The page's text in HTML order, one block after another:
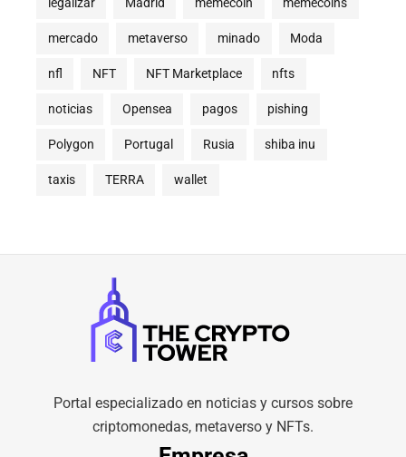
legalizar Madrid memecoin memecoins
mercado metaverso minado Moda
nfl NFT NFT Marketplace nfts
noticias Opensea pagos pishing
Polygon Portugal Rusia shiba inu
taxis TERRA wallet
Portal especializado en noticias y cursos sobre
criptomonedas, metaverso y NFTs.